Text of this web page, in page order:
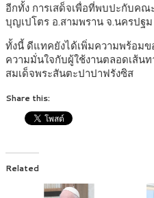
อีกทั้ง การเสด็จเพื่อที่พบปะกับค
บุญเปโตร อ.สามพราน จ.นครปฐ
ทั้งนี้ ดีแทคยังได้เพิ่มความพร้อม
ความมั่นใจกับผู้ใช้งานตลอดเส้นท
สมเด็จพระสันตะปาปาฟรังซิส
Share this:
Related